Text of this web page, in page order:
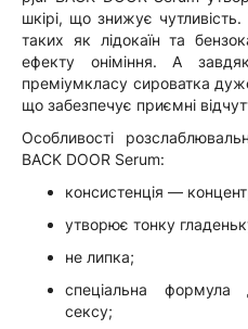
шкірі, що знижує
таких як лідокаїн та
ефекту оніміння. А
преміумкласу сироватка
що забезпечує приємні
Особливості
BACK DOOR Serum:
консистенція —
утворює тонку
не липка;
спеціальна формула
сексу;